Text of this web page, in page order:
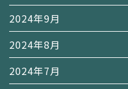
2024年9月
2024年8月
2024年7月